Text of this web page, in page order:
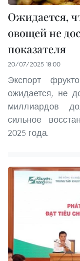
Ожидается,
овощей не
показателя
20/07/2025 18:00
Экспорт
ожидается, не
миллиардов
сильное
2025 года.